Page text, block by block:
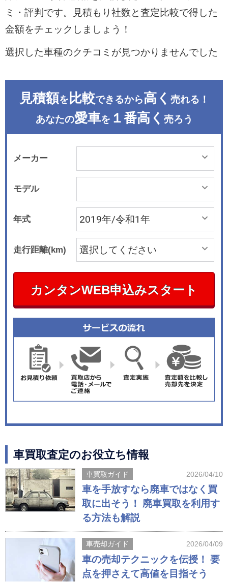
ミ・評判です。見積もり社数と査定比較で得した
金額をチェックしましょう！
選択した車種のクチコミが見つかりませんでした
見積額を 比較できるから高く 売れる！
あなたの愛車を １番高く 売ろう
メーカー
モデル
年式
走行距離(km)
カンタンWEB申込みスタート
車買取査定のお役立ち情報
車買取ガイド 2026/04/10
車を手放すなら廃車ではなく買
取に出そう！ 廃車買取を利用す
る方法も解説
車売却ガイド 2026/04/09
車の売却テクニックを伝授！ 要
点を押さえて高値を目指そう